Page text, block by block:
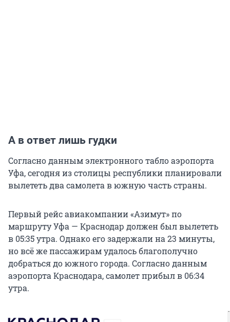
А в ответ лишь гудки
Согласно данным электронного табло аэропорта
Уфа, сегодня из столицы республики планировали
вылететь два самолета в южную часть страны.
Первый рейс авиакомпании «Азимут» по
маршруту Уфа — Краснодар должен был вылететь
в 05:35 утра. Однако его задержали на 23 минуты,
но всё же пассажирам удалось благополучно
добраться до южного города. Согласно данным
аэропорта Краснодара, самолет прибыл в 06:34
утра.